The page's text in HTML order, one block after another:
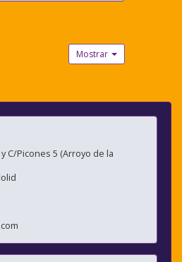
Mostrar
C/Picones 5 (Arroyo de la